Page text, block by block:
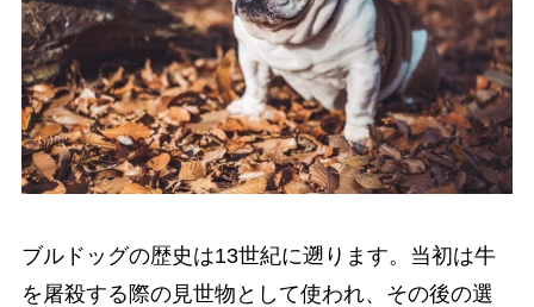
ブルドッグの歴史は13世紀に遡ります。当初は牛
を屠殺する際の見世物として使われ、その後の選